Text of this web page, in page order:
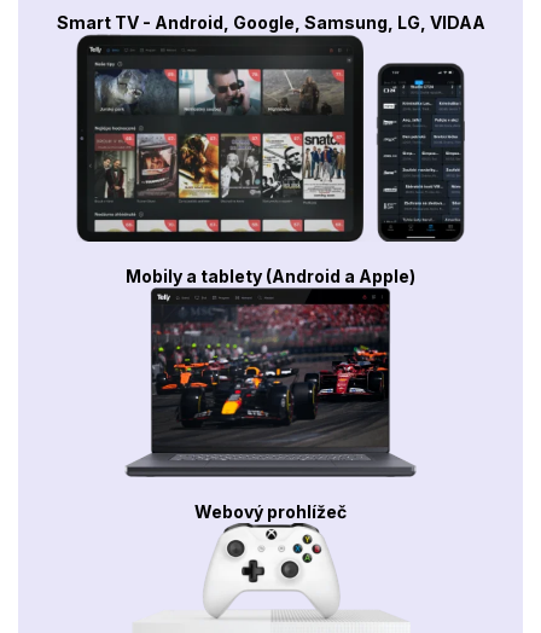
Smart TV - Android, Google, Samsung, LG, VIDAA
Mobily a tablety (Android a Apple)
Webový prohlížeč